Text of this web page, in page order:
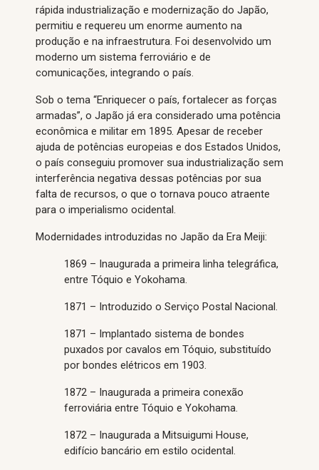
rápida industrialização e modernização do Japão,
permitiu e requereu um enorme aumento na
produção e na infraestrutura. Foi desenvolvido um
moderno um sistema ferroviário e de
comunicações, integrando o país.
Sob o tema “Enriquecer o país, fortalecer as forças
armadas”, o Japão já era considerado uma potência
econômica e militar em 1895. Apesar de receber
ajuda de potências europeias e dos Estados Unidos,
o país conseguiu promover sua industrialização sem
interferência negativa dessas potências por sua
falta de recursos, o que o tornava pouco atraente
para o imperialismo ocidental.
Modernidades introduzidas no Japão da Era Meiji:
1869 – Inaugurada a primeira linha telegráfica,
entre Tóquio e Yokohama.
1871 – Introduzido o Serviço Postal Nacional.
1871 – Implantado sistema de bondes
puxados por cavalos em Tóquio, substituído
por bondes elétricos em 1903.
1872 – Inaugurada a primeira conexão
ferroviária entre Tóquio e Yokohama.
1872 – Inaugurada a Mitsuigumi House,
edifício bancário em estilo ocidental.